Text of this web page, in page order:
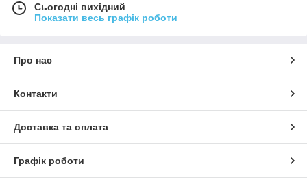
Сьогодні вихідний
Показати весь графік роботи
Про нас
Контакти
Доставка та оплата
Графік роботи